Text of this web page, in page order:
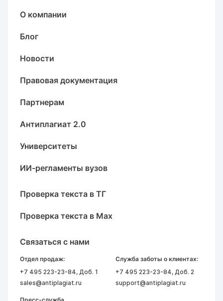
О компании
Блог
Новости
Правовая документация
Партнерам
Антиплагиат 2.0
Университеты
ИИ-регламенты вузов
Проверка текста в ТГ
Проверка текста в Max
Связаться с нами
Отдел продаж:
+7 495 223-23-84, Доб. 1
sales@antiplagiat.ru
Служба заботы о клиентах:
+7 495 223-23-84, Доб. 2
support@antiplagiat.ru